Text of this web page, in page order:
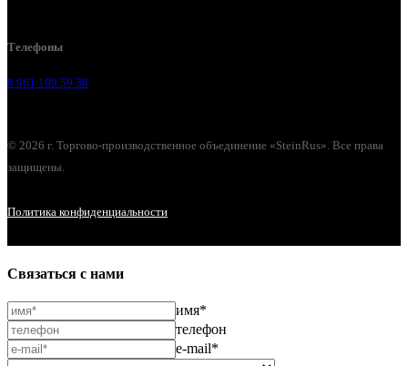
Телефоны
8 961 109 59 38
© 2026 г. Торгово-производственное объединение «SteinRus». Все права
защищены.
Политика конфиденциальности
Связаться с нами
имя*
телефон
e-mail*